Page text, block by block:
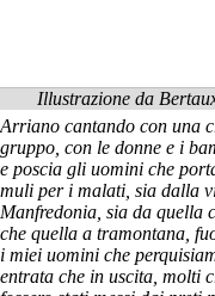
Illustrazione da
Arriano cantando con una
gruppo, con le donne e i
e poscia gli uomini che
muli per i malati, sia dalla
Manfredonia, sia da quella
che quella a tramontana,
i miei uomini che
entrata che in uscita, molti